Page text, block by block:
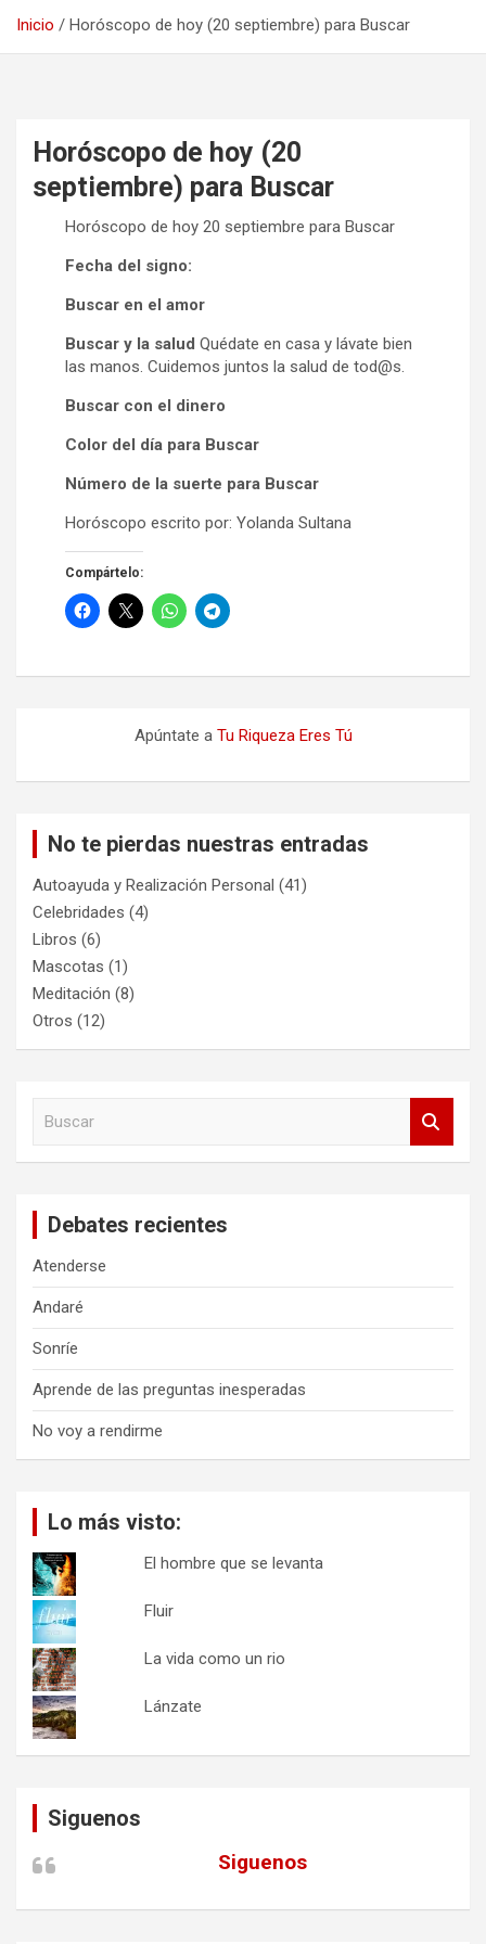
Inicio Horóscopo de hoy (20 septiembre) para Buscar
Horóscopo de hoy (20
septiembre) para Buscar
Horóscopo de hoy 20 septiembre para Buscar
Fecha del signo:
Buscar en el amor
Buscar y la salud Quédate en casa y lávate bien
las manos. Cuidemos juntos la salud de tod@s.
Buscar con el dinero
Color del día para Buscar
Número de la suerte para Buscar
Horóscopo escrito por: Yolanda Sultana
Compártelo:
Apúntate a Tu Riqueza Eres Tú
No te pierdas nuestras entradas
Autoayuda y Realización Personal (41)
Celebridades (4)
Libros (6)
Mascotas (1)
Meditación (8)
Otros (12)
Debates recientes
Atenderse
Andaré
Sonríe
Aprende de las preguntas inesperadas
No voy a rendirme
Lo más visto:
El hombre que se levanta
Fluir
La vida como un rio
Lánzate
Siguenos
Siguenos